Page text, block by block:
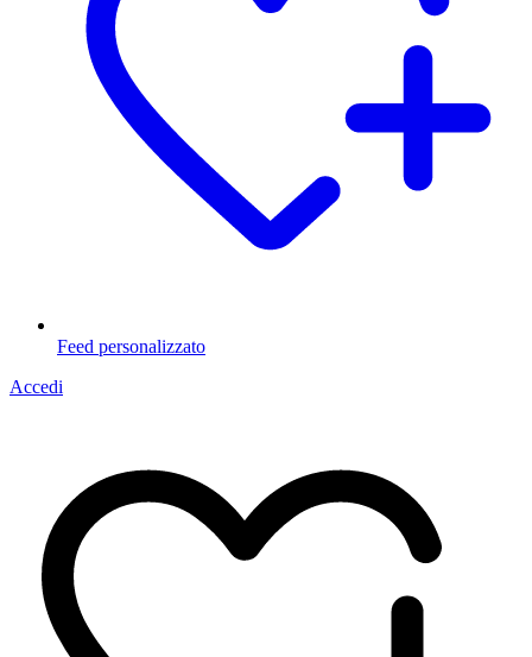
Feed personalizzato
Accedi